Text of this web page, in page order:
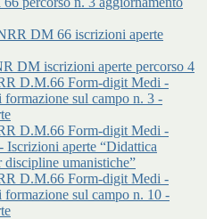
DM 66 iscrizioni aperte
DM iscrizioni aperte percorso 4
D.M.66 Form-digit Medi -
sul campo n. 3 -
D.M.66 Form-digit Medi -
Iscrizioni aperte “Didattica
discipline umanistiche”
D.M.66 Form-digit Medi -
sul campo n. 10 -